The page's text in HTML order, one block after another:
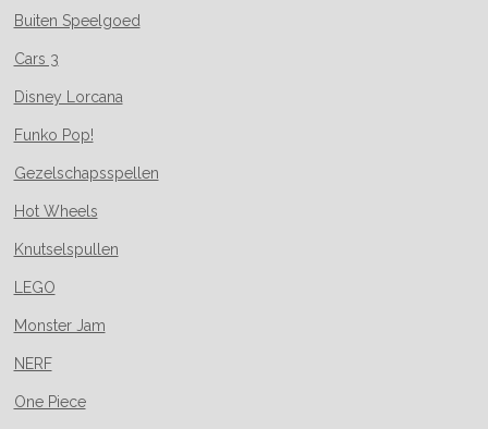
Buiten Speelgoed
Cars 3
Disney Lorcana
Funko Pop!
Gezelschapsspellen
Hot Wheels
Knutselspullen
LEGO
Monster Jam
NERF
One Piece